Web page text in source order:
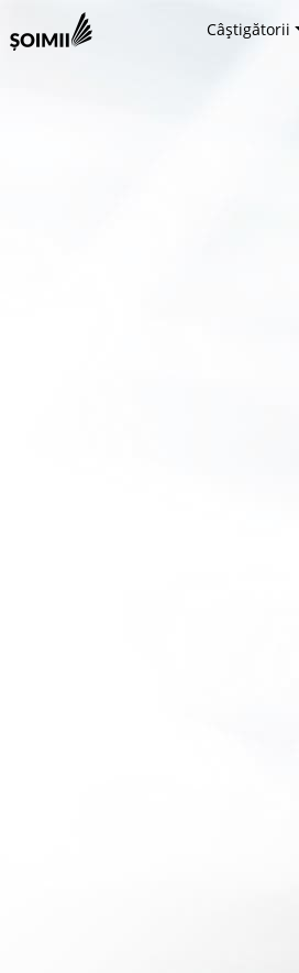
Câștigătorii